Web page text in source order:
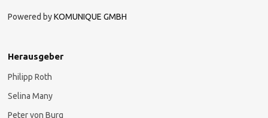
Powered byKOMUNIQUE GMBH
Herausgeber
Philipp Roth
Selina Many
Peter von Burg